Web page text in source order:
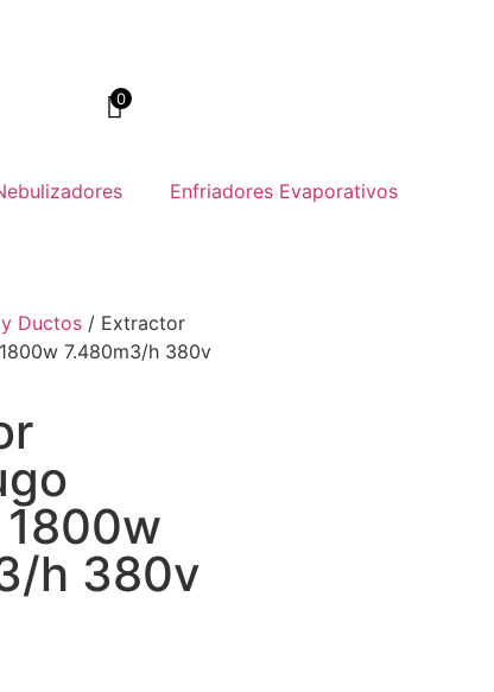
0
Enfriadores Evaporativos
Ductos/ Extractor
7.480m3/h 380v
h 380v